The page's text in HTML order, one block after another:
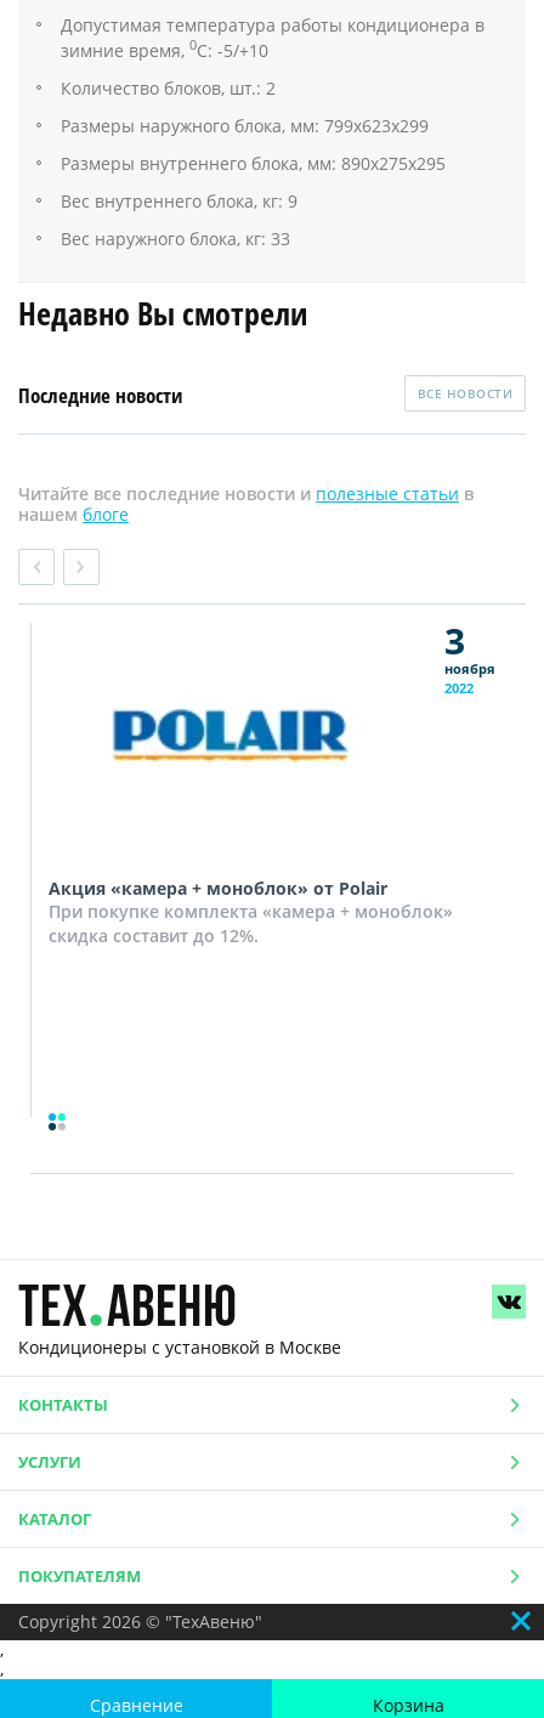
Сравнение Корзина
Допустимая температура работы кондиционера в
зимние время, 0С: -5/+10
Количество блоков, шт.: 2
Размеры наружного блока, мм: 799х623х299
Размеры внутреннего блока, мм: 890х275х295
Вес внутреннего блока, кг: 9
Вес наружного блока, кг: 33
Недавно Вы смотрели
Последние новости ВСЕ НОВОСТИ
Читайте все последние новости и полезные статьи в
нашем блоге
3
ноября
2022
Акция «камера + моноблок» от Polair
При покупке комплекта «камера + моноблок»
скидка составит до 12%.
Кондиционеры с установкой в Москве
КОНТАКТЫ
УСЛУГИ
КАТАЛОГ
ПОКУПАТЕЛЯМ
Copyright 2026 © "ТехАвеню"
,
,